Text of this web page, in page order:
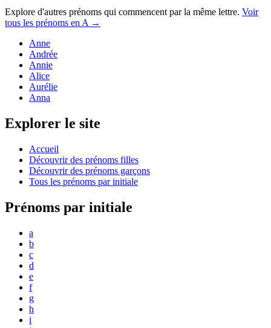
Explore d'autres prénoms qui commencent par la même lettre. Voir
tous les prénoms en A →
Anne
Andrée
Annie
Alice
Aurélie
Anna
Explorer le site
Accueil
Découvrir des prénoms filles
Découvrir des prénoms garçons
Tous les prénoms par initiale
Prénoms par initiale
a
b
c
d
e
f
g
h
i